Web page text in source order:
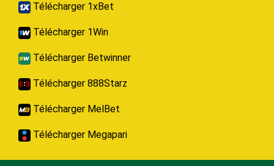
Télécharger 1xBet
Télécharger 1Win
Télécharger Betwinner
Télécharger 888Starz
Télécharger MelBet
Télécharger Megapari